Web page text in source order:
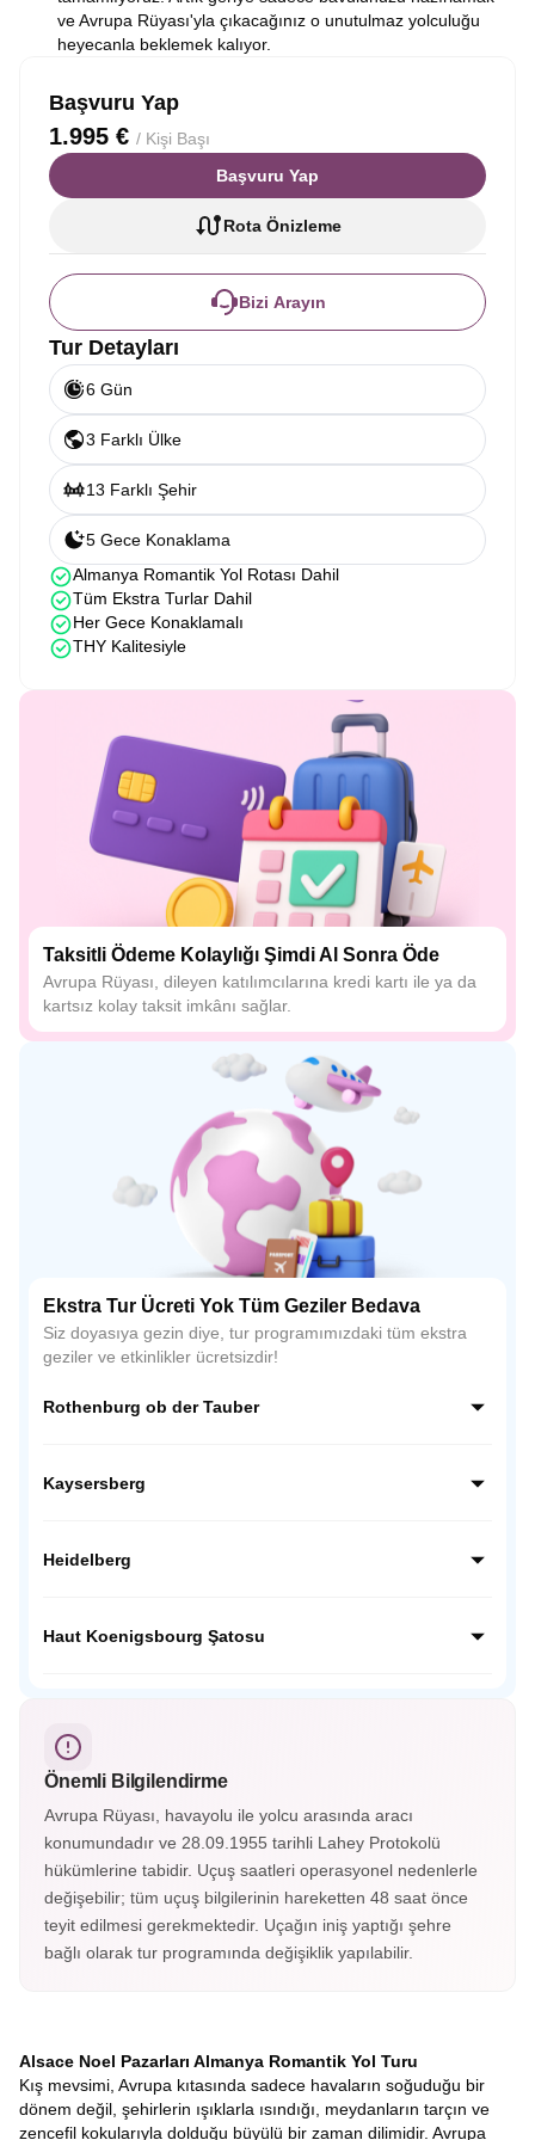
ve Avrupa Rüyası'yla çıkacağınız o unutulmaz yolculuğu
heyecanla beklemek kalıyor.
Başvuru Yap
1.995 € / Kişi Başı
Başvuru Yap
Rota Önizleme
Bizi Arayın
Tur Detayları
6 Gün
3 Farklı Ülke
13 Farklı Şehir
5 Gece Konaklama
Almanya Romantik Yol Rotası Dahil
Tüm Ekstra Turlar Dahil
Her Gece Konaklamalı
THY Kalitesiyle
Taksitli Ödeme Kolaylığı Şimdi Al Sonra Öde
Avrupa Rüyası, dileyen katılımcılarına kredi kartı ile ya da
kartsız kolay taksit imkânı sağlar.
Ekstra Tur Ücreti Yok Tüm Geziler Bedava
Siz doyasıya gezin diye, tur programımızdaki tüm ekstra
geziler ve etkinlikler ücretsizdir!
Rothenburg ob der Tauber
kasabası Rothenburg ob der Tauber, Orta Çağ atmosferini
hava müzesidir.
Kaysersberg
Kaysersberg, taş sokakları, çiçekli evleri ve tarihi
gibidir.
Heidelberg
Çağdan kalma tarihi yapılarıyla masalsı bir güzelliğe sahip;
Haut Koenigsbourg Şatosu
kullanılan aletler, silahlar, cephanelikler, imparatorların
odaları ve eşsiz süslemelerle kaplı tavanları gördükçe bu
tarihi yolculuk hiç bitmesin istiyorsunuz. Haut-Koenigsbourg
Şatosu’nun içerisini gezmek isterseniz biletinizi alarak
gezebileceksiniz.
Önemli Bilgilendirme
Avrupa Rüyası, havayolu ile yolcu arasında aracı
konumundadır ve 28.09.1955 tarihli Lahey Protokolü
hükümlerine tabidir. Uçuş saatleri operasyonel nedenlerle
değişebilir; tüm uçuş bilgilerinin hareketten 48 saat önce
teyit edilmesi gerekmektedir. Uçağın iniş yaptığı şehre
bağlı olarak tur programında değişiklik yapılabilir.
Alsace Noel Pazarları Almanya Romantik Yol Turu
Kış mevsimi, Avrupa kıtasında sadece havaların soğuduğu bir
dönem değil, şehirlerin ışıklarla ısındığı, meydanların tarçın ve
zencefil kokularıyla dolduğu büyülü bir zaman dilimidir. Avrupa